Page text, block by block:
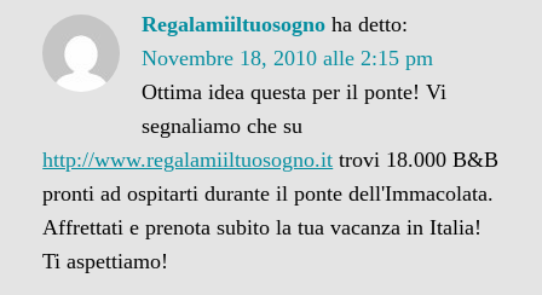
Regalamiiltuosogno ha detto:
Novembre 18, 2010 alle 2:15 pm
Ottima idea questa per il ponte! Vi
segnaliamo che su
http://www.regalamiiltuosogno.it trovi 18.000 B&B
pronti ad ospitarti durante il ponte dell'Immacolata.
Affrettati e prenota subito la tua vacanza in Italia!
Ti aspettiamo!